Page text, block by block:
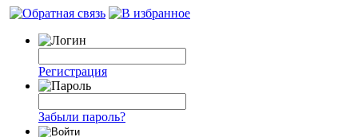
Регистрация
Забыли пароль?